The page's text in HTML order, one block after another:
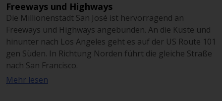
Freeways und Highways
Die Millionenstadt San José ist hervorragend an
Freeways und Highways angebunden. An die Küste und
hinunter nach Los Angeles geht es auf der US Route 101
gen Süden. In Richtung Norden führt die gleiche Straße
nach San Francisco.
Auf die andere Seite der San Francisco Bay führt die I-
Mehr lesen